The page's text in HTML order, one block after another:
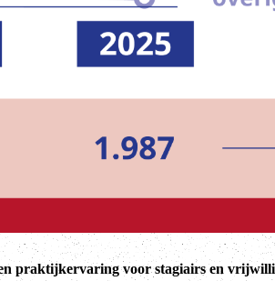
praktijkervaring voor stagiairs en